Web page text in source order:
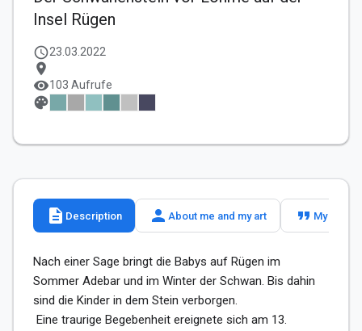
Insel Rügen
schedule23.03.2022
location_on
visibility103 Aufrufe
palette
description Description person About me and my art format_quote My slogan
Nach einer Sage bringt die Babys auf Rügen im
Sommer Adebar und im Winter der Schwan. Bis dahin
sind die Kinder in dem Stein verborgen.